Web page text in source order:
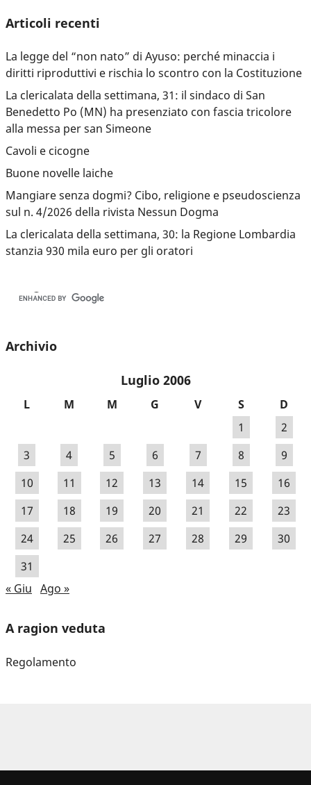
Articoli recenti
La legge del “non nato” di Ayuso: perché minaccia i
diritti riproduttivi e rischia lo scontro con la Costituzione
La clericalata della settimana, 31: il sindaco di San
Benedetto Po (MN) ha presenziato con fascia tricolore
alla messa per san Simeone
Cavoli e cicogne
Buone novelle laiche
Mangiare senza dogmi? Cibo, religione e pseudoscienza
sul n. 4/2026 della rivista Nessun Dogma
La clericalata della settimana, 30: la Regione Lombardia
stanzia 930 mila euro per gli oratori
Archivio
Luglio 2006
L M M G V S
D
1
2
3
4 5 6 7 8
9
10
11 12 13 14 15
16
17
18 19 20 21 22
23
24
25 26 27 28 29
30
31
« Giu Ago »
A ragion veduta
Regolamento